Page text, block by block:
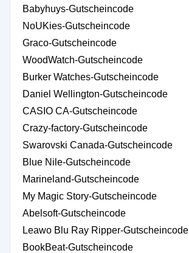
Babyhuys-Gutscheincode
NoUKies-Gutscheincode
Graco-Gutscheincode
WoodWatch-Gutscheincode
Burker Watches-Gutscheincode
Daniel Wellington-Gutscheincode
CASIO CA-Gutscheincode
Crazy-factory-Gutscheincode
Swarovski Canada-Gutscheincode
Blue Nile-Gutscheincode
Marineland-Gutscheincode
My Magic Story-Gutscheincode
Abelsoft-Gutscheincode
Leawo Blu Ray Ripper-Gutscheincode
BookBeat-Gutscheincode